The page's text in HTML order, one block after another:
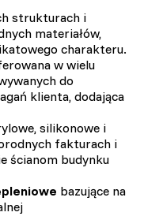
strukturach i
materiałów,
charakteru.
w wielu
do
klienta, dodająca
silikonowe i
fakturach i
ścianom budynku
bazujące na